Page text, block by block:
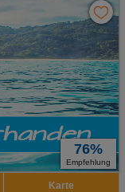
76%
Empfehlung
Karte